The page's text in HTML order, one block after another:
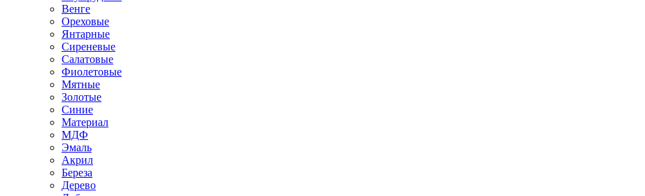
Венге
Ореховые
Янтарные
Сиреневые
Салатовые
Фиолетовые
Мятные
Золотые
Синие
Материал
МДФ
Эмаль
Акрил
Береза
Дерево